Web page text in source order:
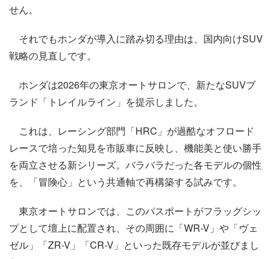
せん。
それでもホンダが導入に踏み切る理由は、国内向けSUV
戦略の見直しです。
ホンダは2026年の東京オートサロンで、新たなSUVブ
ランド「トレイルライン」を提示しました。
これは、レーシング部門「HRC」が過酷なオフロード
レースで培った知見を市販車に反映し、機能美と使い勝手
を両立させる新シリーズ。バラバラだった各モデルの個性
を、「冒険心」という共通軸で再構築する試みです。
東京オートサロンでは、このパスポートがフラッグシッ
プとして壇上に配置され、その周囲に「WR-V」や「ヴェ
ゼル」「ZR-V」「CR-V」といった既存モデルが並びまし